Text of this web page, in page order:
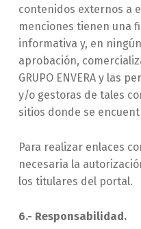
contenidos externos a
menciones tienen una
informativa y, en
aprobación,
GRUPO ENVERA y las
y/o gestoras de tales
sitios donde se
Para realizar enlaces
necesaria la
los titulares del portal.
6.- Responsabilidad.